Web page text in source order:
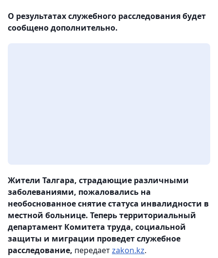
О результатах служебного расследования будет
сообщено дополнительно.
Жители Талгара, страдающие различными
заболеваниями, пожаловались на
необоснованное снятие статуса инвалидности в
местной больнице. Теперь территориальный
департамент Комитета труда, социальной
защиты и миграции проведет служебное
расследование, передаетzakon.kz.